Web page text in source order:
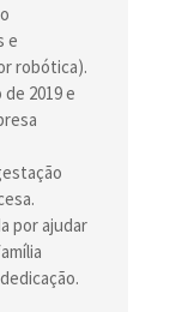
e
robótica).
2019 e
por ajudar